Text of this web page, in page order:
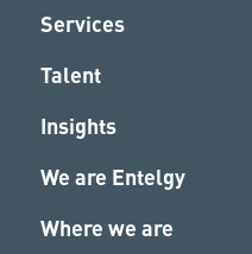
Services
Talent
Insights
We are Entelgy
Where we are